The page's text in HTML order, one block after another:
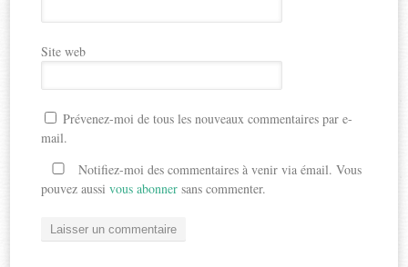
Site web
Prévenez-moi de tous les nouveaux commentaires par e-
mail.
Notifiez-moi des commentaires à venir via émail. Vous
pouvez aussivous abonner sans commenter.